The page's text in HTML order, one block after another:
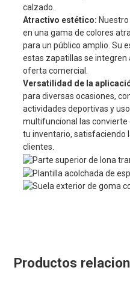
calzado.
Atractivo estético:
en una gama de colores
para un público amplio. Su
estas zapatillas se integren
oferta comercial.
Versatilidad de la
para diversas ocasiones,
actividades deportivas y
multifuncional las convierte
tu inventario, satisfaciendo
clientes.
Productos